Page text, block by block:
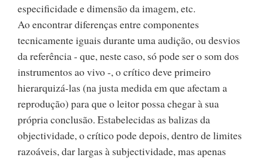
especificidade e dimensão da imagem, etc.
Ao encontrar diferenças entre componentes
tecnicamente iguais durante uma audição, ou desvios
da referência - que, neste caso, só pode ser o som dos
instrumentos ao vivo -, o crítico deve primeiro
hierarquizá-las (na justa medida em que afectam a
reprodução) para que o leitor possa chegar à sua
própria conclusão. Estabelecidas as balizas da
objectividade, o crítico pode depois, dentro de limites
razoáveis, dar largas à subjectividade, mas apenas